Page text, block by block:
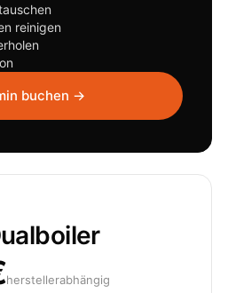
reinigen
buchen →
herstellerabhängig